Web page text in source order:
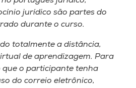
jurídico são partes do
durante o curso.
totalmente a distância,
de aprendizagem. Para
que o participante tenha
do correio eletrônico,